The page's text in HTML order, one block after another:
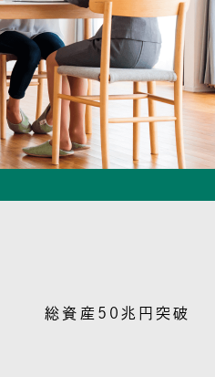
総資産50兆円突破